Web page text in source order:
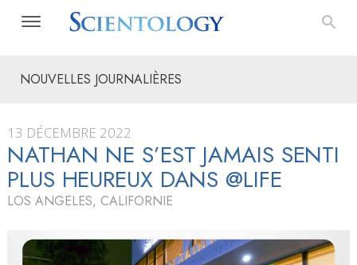
NOUVELLES JOURNALIÈRES
13 DÉCEMBRE 2022
NATHAN NE S’EST JAMAIS SENTI
PLUS HEUREUX DANS @LIFE
LOS ANGELES, CALIFORNIE